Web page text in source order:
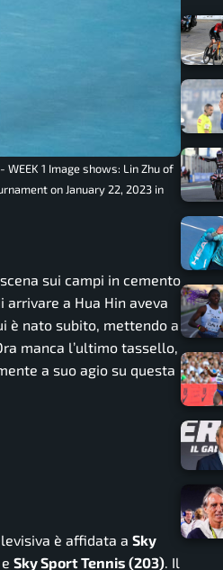
1 Image shows: Lin Zhu of
on January 22, 2023 in
sui campi in cemento
a Hua Hin aveva
è nato subito, mettendo a
manca l’ultimo tassello,
a suo agio su questa
è affidata a Sky
e Sky Sport Tennis (203). Il